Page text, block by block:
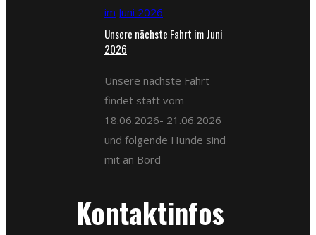
Unsere nächste Fahrt im Juni
2026
Unsere nächste Fahrt
findet statt vom
18.06.2026- 21.06.2026
und folgende Hunde sind
mit an Bord
Kontaktinfos